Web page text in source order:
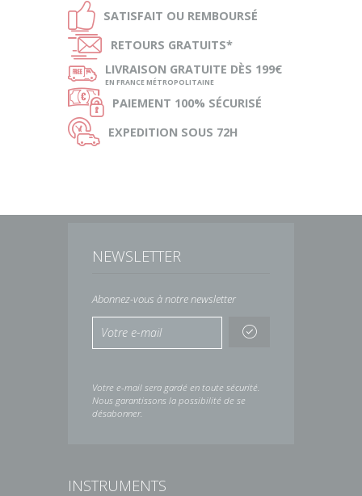
Ð SATISFAIT OU REMBOURSÉ
Ñ RETOURS GRATUITS*
ø LIVRAISON GRATUITE DÈS 199€
EN FRANCE MÉTROPOLITAINE
Ø PAIEMENT 100% SÉCURISÉ
Ù EXPEDITION SOUS 72H
NEWSLETTER
Abonnez-vous à notre newsletter
Votre e-mail sera gardé en toute sécurité.
Nous garantissons la possibilité de se
désabonner.
INSTRUMENTS